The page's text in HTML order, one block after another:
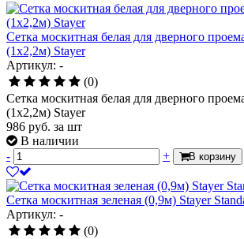
Сетка москитная белая для дверного
(1х2,2м) Stayer
Артикул: -
(0)
Сетка москитная белая для дверного
(1х2,2м) Stayer
986 руб. за шт
В наличии
-
+ В корзину
Сетка москитная зеленая (0,9м) Stayer
Артикул: -
(0)